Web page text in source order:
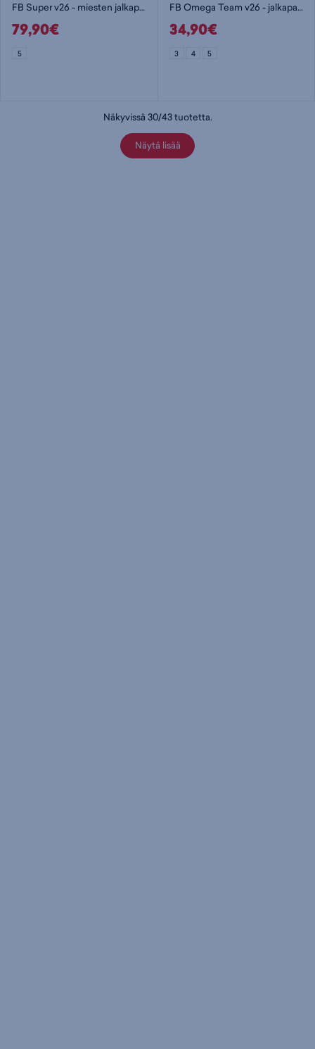
FB Super v26 - miesten jalkapallo
79,90€
5
FB Omega Team v26 - jalkapallo
34,90€
3 4 5
Näkyvissä 30/43tuotetta.
Näytä lisää